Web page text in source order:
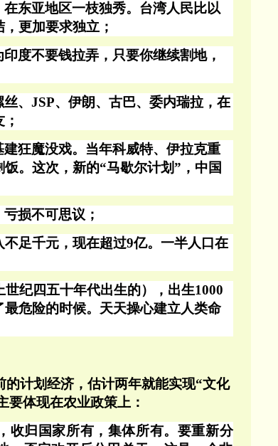
东亚地区一枝独秀。台湾人民比以
更加要求独立；
度不要钱拉弄，只要你继续割地，
、 JSP、伊朗、古巴、委内瑞拉，在
狂魔没戏。当年科威特、伊拉克重
饭。这次，新的“马歇尔计划”，中国
损不可思议；
足千元，现在超过9亿。一半人口在
世纪四五十年代出生的），出生1000
危险的时候。天天操心建立人类命
计划经济，估计两年就能实现“文化
要体现在农业政策上：
收归国家所有，集体所有。要重新分